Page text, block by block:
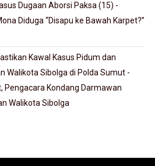
Dugaan Aborsi Paksa (15) -
Diduga “Disapu ke Bawah Karpet?”
Kawal Kasus Pidum dan
Walikota Sibolga di Polda Sumut -
Pengacara Kondang Darmawan
Walikota Sibolga